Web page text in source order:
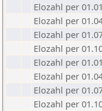
Elozahl per
Elozahl per
Elozahl per
Elozahl per
Elozahl per
Elozahl per
Elozahl per
Elozahl per